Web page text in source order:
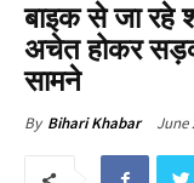
बाइक से जा रहे
अचेत होकर
सामने
By Bihari Khabar June